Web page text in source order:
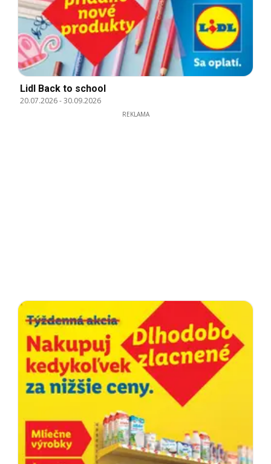
Lidl Back to school
20.07.2026-30.09.2026
REKLAMA